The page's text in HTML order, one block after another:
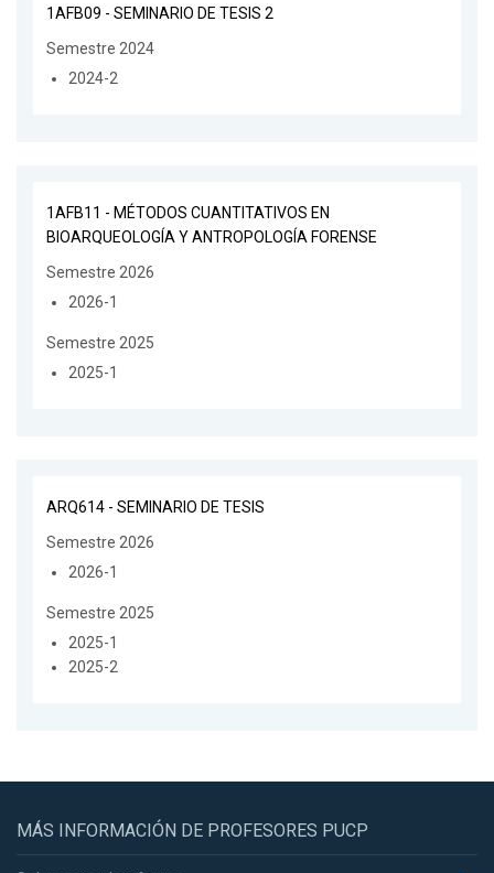
1AFB09 - SEMINARIO DE TESIS 2
Semestre 2024
2024-2
1AFB11 - MÉTODOS CUANTITATIVOS EN
BIOARQUEOLOGÍA Y ANTROPOLOGÍA FORENSE
Semestre 2026
2026-1
Semestre 2025
2025-1
ARQ614 - SEMINARIO DE TESIS
Semestre 2026
2026-1
Semestre 2025
2025-1
2025-2
MÁS INFORMACIÓN DE PROFESORES PUCP